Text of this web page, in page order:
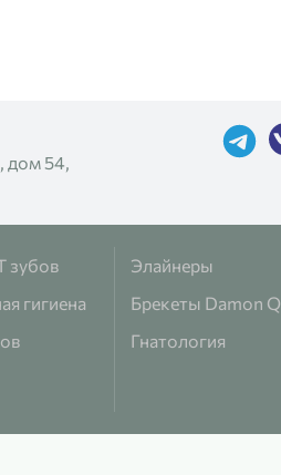
дом 54,
зубов
гигиена
Элайнеры
Брекеты Damon Q
Гнатология